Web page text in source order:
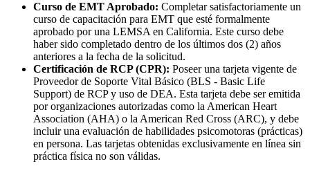
Curso de EMT Aprobado: Completar satisfactoriamente un
curso de capacitación para EMT que esté formalmente
aprobado por una LEMSA en California. Este curso debe
haber sido completado dentro de los últimos dos (2) años
anteriores a la fecha de la solicitud.
Certificación de RCP (CPR): Poseer una tarjeta vigente de
Proveedor de Soporte Vital Básico (BLS - Basic Life
Support) de RCP y uso de DEA. Esta tarjeta debe ser emitida
por organizaciones autorizadas como la American Heart
Association (AHA) o la American Red Cross (ARC), y debe
incluir una evaluación de habilidades psicomotoras (prácticas)
en persona. Las tarjetas obtenidas exclusivamente en línea sin
práctica física no son válidas.